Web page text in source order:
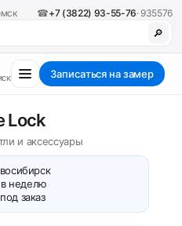
☎+7 (3822) 93-55-76· 935576
🔎
Записаться на замер
Lock
и аксессуары
в неделю
заказ